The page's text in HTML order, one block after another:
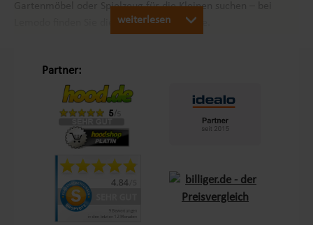
Gartenmöbel oder Spielzeug für die Kleinen suchen – bei
Lemodo finden Sie die passenden Produkte.
Mit dem Leitsatz „Schöner Leben in Haus und Garten“ ist es
unser Ziel, das Einkaufserlebnis unserer Kunden in Europa so
angenehm wie möglich zu gestalten. Durch unsere
EigenmarkenLemodo
genau auf die Bedürfnisse unserer Kunden abgestimmt sind.
Diese Marken stehen für Qualität und Funktionalität und
lassen keine Wünsche offen – sei es im Bereich Terrasse,
Outdoor oder Living.
weiterlesen
Partner: